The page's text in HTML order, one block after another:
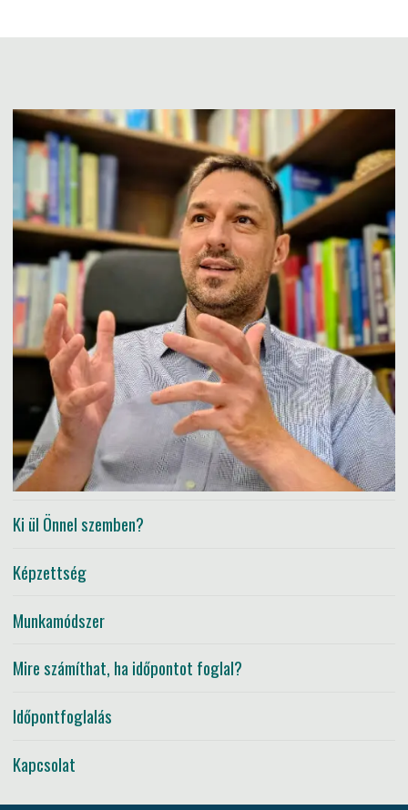
Ki ül Önnel szemben?
Képzettség
Munkamódszer
Mire számíthat, ha időpontot foglal?
Időpontfoglalás
Kapcsolat